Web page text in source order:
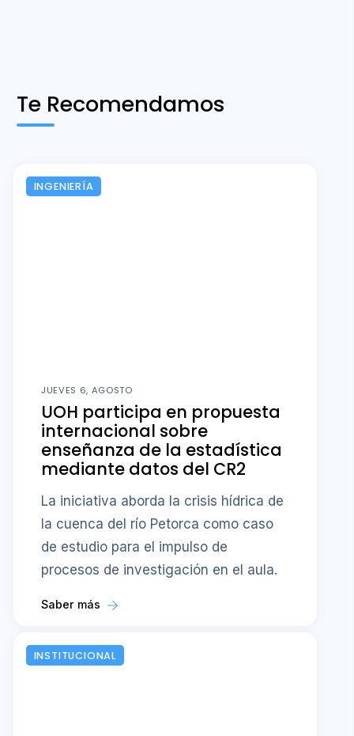
Te Recomendamos
INGENIERÍA
JUEVES 6, AGOSTO
UOH participa en propuesta
internacional sobre
enseñanza de la estadística
mediante datos del CR2
La iniciativa aborda la crisis hídrica de
la cuenca del río Petorca como caso
de estudio para el impulso de
procesos de investigación en el aula.
Saber más
INSTITUCIONAL